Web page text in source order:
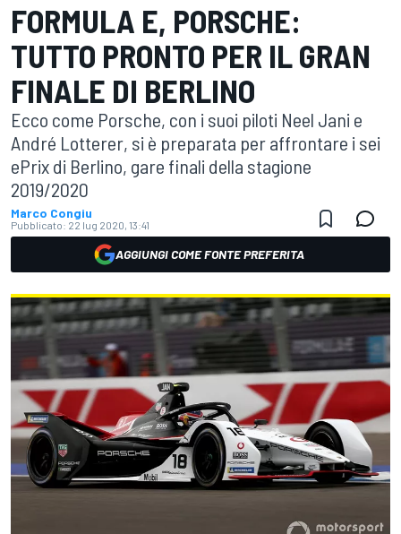
FORMULA E, PORSCHE:
TUTTO PRONTO PER IL GRAN
FINALE DI BERLINO
Ecco come Porsche, con i suoi piloti Neel Jani e
André Lotterer, si è preparata per affrontare i sei
ePrix di Berlino, gare finali della stagione
2019/2020
Marco Congiu
Pubblicato: 22 lug 2020, 13:41
AGGIUNGI COME FONTE PREFERITA